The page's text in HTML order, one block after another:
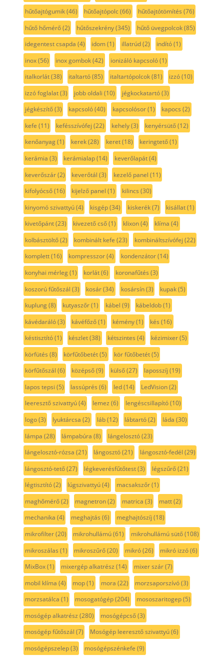
hűtőajtógumik(46) hűtőajtópolc(66) hűtőajtótömítés (76)
hűtő hőmérő(2) hűtőszekrény(345) hűtő üvegpolcok(85)
idegentest csapda (4) idom(1) illatrúd(2) indító(1)
inox(56) inox gombok(42) ionizáló kapcsoló(1)
italkorlát(38) italtartó(85) italtartópolcok(81) izzó(10)
izzó foglalat(3) jobb oldali (10) jégkockatartó(3)
jégkészítő(3) kapcsoló(40) kapcsolósor(1) kapocs (2)
kefe (11) kefésszívófej (22) kehely(3) kenyérsütő(12)
kenőanyag(1) kerek(28) keret(18) keringtető(1)
kerámia (3) kerámialap(14) keverőlapát(4)
keverőszár(2) keverőtál (3) kezelő panel (11)
kifolyócső(16) kijelző panel (1) kilincs (30)
kinyomó szivattyú(4) kisgép(34) kiskerék(7) kisállat(1)
kivetőpánt(23) kivezető cső(1) klixon(4) klíma (4)
kolbásztöltő(2) kombinált kefe (23) kombináltszívófej (22)
komplett(16) kompresszor(4) kondenzátor(14)
konyhai mérleg(1) korlát(6) koronafűtés (3)
koszorú fűtőszál (3) kosár(34) kosársín(3) kupak(5)
kuplung(8) kutyaszőr(1) kábel (9) kábeldob(1)
kávédaráló(3) kávéfőző(1) kémény(1) kés (16)
késtisztító(1) készlet(38) kétszintes (4) kézimixer(5)
körfütés (8) körfűtőbetét(5) kör fűtőbetét(5)
körfűtőszál (6) középső(9) külső(27) laposszíj (19)
lapos tepsi (5) lassúprés (6) led(14) LedVision(2)
leeresztő szivattyú(4) lemez (6) lengéscsillapító(10)
logo(3) lyuktárcsa (2) láb(12) lábtartó(2) láda (30)
lámpa (28) lámpabúra (8) lángelosztó(23)
lángelosztó-rózsa (21) lángosztó(21) lángosztó-fedél (29)
lángosztó-tető(27) légkeverésfűtőtest(3) légszűrő(21)
légtisztító(2) lúgszivattyú(4) macsakszőr(1)
maghőmérő(2) magnetron(2) matrica (3) matt(2)
mechanika (4) meghajtás (6) meghajtószíj (18)
mikrofilter(20) mikrohullámú(61) mikrohullámú sütő(108)
mikroszálas (1) mikroszűrő(20) mikró(26) mikró izzó(6)
MixBox(1) mixergép alkatrész (14) mixer szár(7)
mobil klíma (4) mop(1) mora (22) morzsaporszívó(3)
morzsatálca (1) mosogatógép(204) mososzaritogep(5)
mosógép alkatrész (280) mosógépcső(3)
mosógép fűtőszál (7) Mosógép leeresztő szivattyú(6)
mosógépszelep(3) mosógépszénkefe (9)